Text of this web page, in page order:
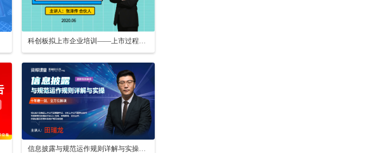
科创板拟上市企业培训——上市过程问题解决：科创板上市的法律事务
信息披露与规范运作规则详解与实操【16小时课程打包】